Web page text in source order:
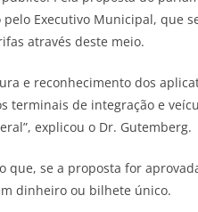
Executivo Municipal, que
através deste meio.
e reconhecimento dos
terminais de integração e
explicou o Dr. Gutemberg.
que, se a proposta for
dinheiro ou bilhete único.